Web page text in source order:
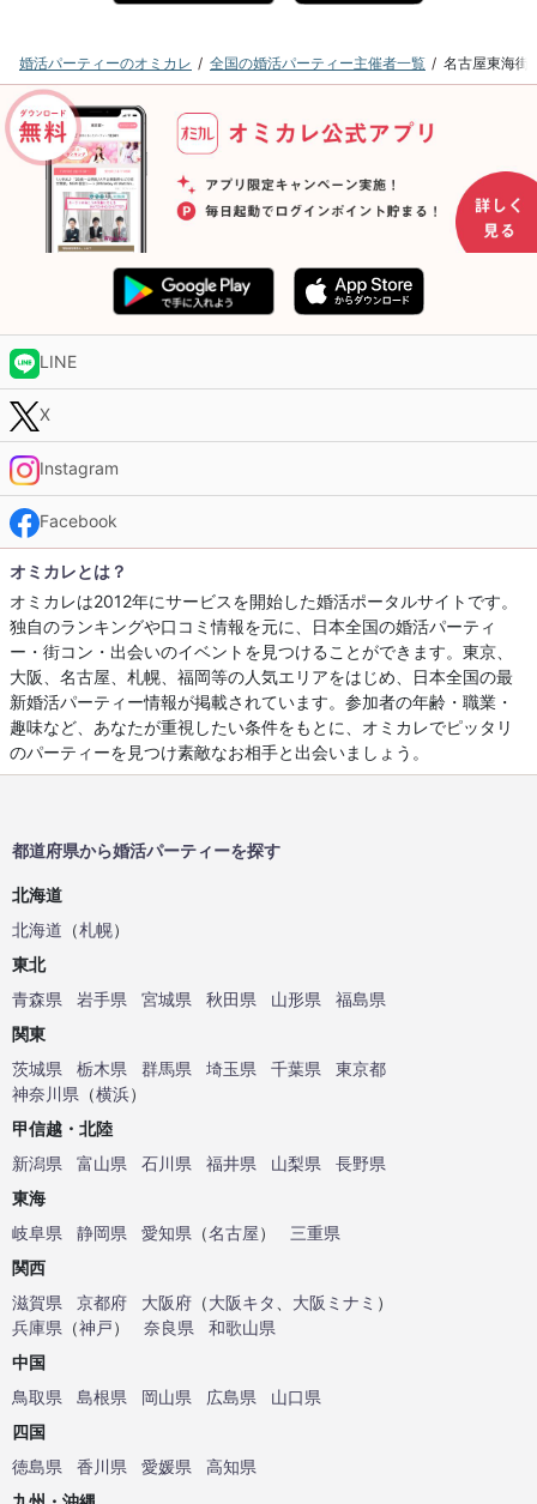
婚活パーティーのオミカレ 全国の婚活パーティー主催者一覧 名古屋東海街
LINE
X
Instagram
Facebook
オミカレとは？
オミカレは2012年にサービスを開始した婚活ポータルサイトです。
独自のランキングや口コミ情報を元に、日本全国の婚活パーティ
ー・街コン・出会いのイベントを見つけることができます。東京、
大阪、名古屋、札幌、福岡等の人気エリアをはじめ、日本全国の最
新婚活パーティー情報が掲載されています。参加者の年齢・職業・
趣味など、あなたが重視したい条件をもとに、オミカレでピッタリ
のパーティーを見つけ素敵なお相手と出会いましょう。
都道府県から婚活パーティーを探す
北海道
北海道 （札幌）
東北
青森県
岩手県 宮城県 秋田県 山形県
福島県
関東
茨城県
栃木県 群馬県 埼玉県 千葉県
東京都
神奈川県 （横浜）
甲信越・北陸
新潟県
富山県 石川県 福井県 山梨県
長野県
東海
岐阜県
静岡県 愛知県 （名古屋）
三重県
関西
滋賀県
京都府 大阪府 （大阪キタ 大阪ミナミ ）
兵庫県 （神戸） 奈良県
和歌山県
中国
鳥取県
島根県 岡山県 広島県
山口県
四国
徳島県
香川県 愛媛県
高知県